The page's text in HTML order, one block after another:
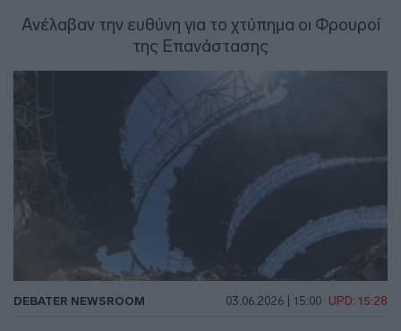
Ανέλαβαν την ευθύνη για το χτύπημα οι Φρουροί
της Επανάστασης
DEBATER NEWSROOM 03.06.2026 | 15:00 UPD: 15:28